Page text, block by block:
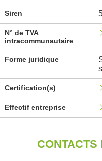
Siren
N° de TVA
intracommunautaire
Forme juridique
Certification(s)
Effectif entreprise
CONTACTS